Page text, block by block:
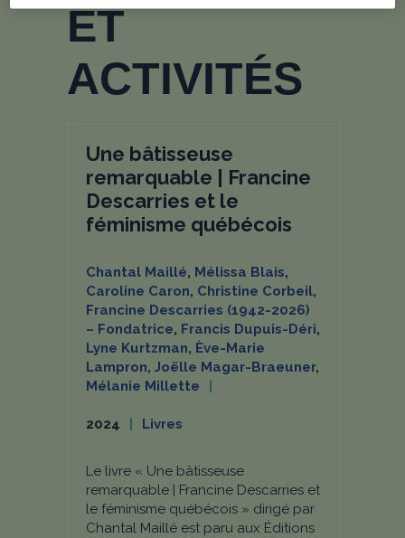
ET
ACTIVITÉS
Une bâtisseuse
remarquable | Francine
Descarries et le
féminisme québécois
Chantal Maillé, Mélissa Blais,
Caroline Caron, Christine Corbeil,
Francine Descarries (1942-2026)
– Fondatrice, Francis Dupuis-Déri,
Lyne Kurtzman, Ève-Marie
Lampron, Joëlle Magar-Braeuner,
Mélanie Millette
2024 Livres
Le livre « Une bâtisseuse
remarquable | Francine Descarries et
le féminisme québécois » dirigé par
Chantal Maillé est paru aux Éditions